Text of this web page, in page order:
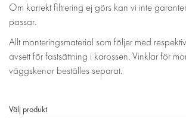
Om korrekt filtrering ej görs kan vi inte
passar.
Allt monteringsmaterial som följer med
avsett för fastsättning i karossen. Vinklar för
väggskenor beställes separat.
Välj produkt